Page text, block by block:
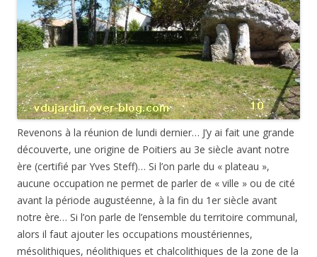
Revenons à la réunion de lundi dernier… J’y ai fait une grande
découverte, une origine de Poitiers au 3e siècle avant notre
ère (certifié par Yves Steff)… Si l’on parle du « plateau »,
aucune occupation ne permet de parler de « ville » ou de cité
avant la période augustéenne, à la fin du 1er siècle avant
notre ère… Si l’on parle de l’ensemble du territoire communal,
alors il faut ajouter les occupations moustériennes,
mésolithiques, néolithiques et chalcolithiques de la zone de la